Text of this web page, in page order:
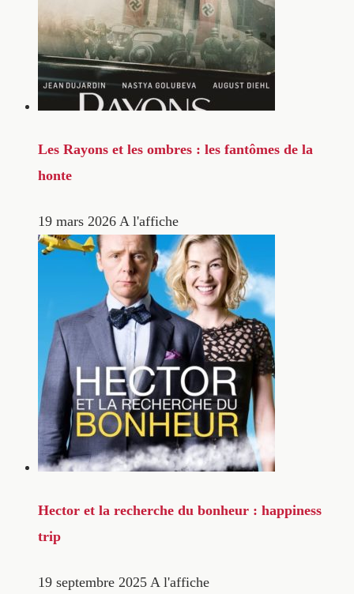
Les Rayons et les ombres : les fantômes de la
honte
19 mars 2026 A l'affiche
Hector et la recherche du bonheur : happiness
trip
19 septembre 2025 A l'affiche